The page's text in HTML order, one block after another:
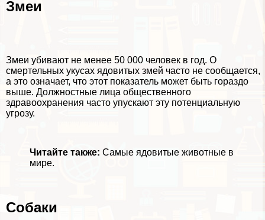
Змеи
Змеи убивают не менее 50 000 человек в год. О
cмepтельных укусах ядовитых змей часто не сообщается,
а это означает, что этот показатель может быть гораздо
выше. Должностные лица общественного
здравоохранения часто упускают эту потенциальную
угрозу.
Читайте также: Самые ядовитые животные в
мире.
Собаки